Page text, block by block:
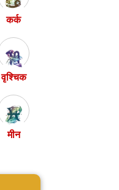
कर्क
वृश्चिक
मीन